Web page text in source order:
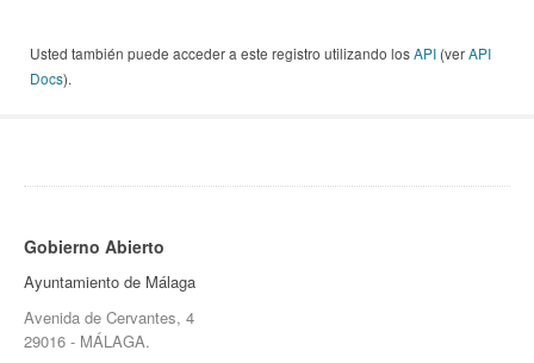
Usted también puede acceder a este registro utilizando losAPI (verAPI
Docs).
Gobierno Abierto
Ayuntamiento de Málaga
Avenida de Cervantes, 4
29016 - MÁLAGA.